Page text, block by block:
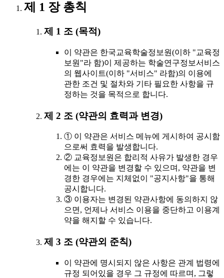
제 1 장 총칙
제 1 조 (목적)
이 약관은 한국교육학술정보원(이하 "교육정
보원"라 함)이 제공하는 학술연구정보서비스
의 웹사이트(이하 "서비스" 라함)의 이용에
관한 조건 및 절차와 기타 필요한 사항을 규
정하는 것을 목적으로 합니다.
제 2 조 (약관의 효력과 변경)
① 이 약관은 서비스 메뉴에 게시하여 공시함
으로써 효력을 발생합니다.
② 교육정보원은 합리적 사유가 발생한 경우
에는 이 약관을 변경할 수 있으며, 약관을 변
경한 경우에는 지체없이 "공지사항"을 통해
공시합니다.
③ 이용자는 변경된 약관사항에 동의하지 않
으면, 언제나 서비스 이용을 중단하고 이용계
약을 해지할 수 있습니다.
제 3 조 (약관외 준칙)
이 약관에 명시되지 않은 사항은 관계 법령에
규정 되어있을 경우 그 규정에 따르며, 그렇